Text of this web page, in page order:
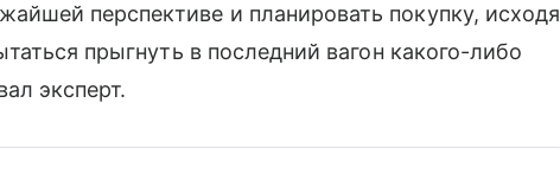
перспективе и планировать покупку, исходя
прыгнуть в последний вагон какого-либо
эксперт.